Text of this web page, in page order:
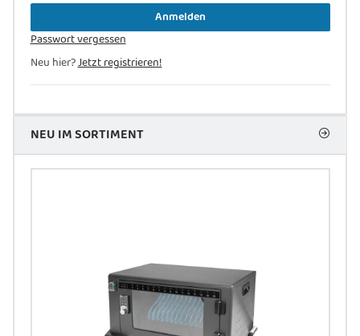
Anmelden
Passwort vergessen
Neu hier?Jetzt registrieren!
NEU IM SORTIMENT